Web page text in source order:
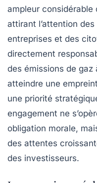
ampleur considérable
attirant l’attention
entreprises et des
directement
des émissions de gaz
atteindre une
une priorité
engagement ne
obligation morale,
des attentes
des investisseurs.